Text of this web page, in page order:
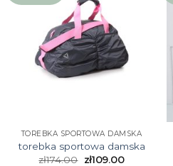
TOREBKA SPORTOWA DAMSKA
torebka sportowa damska
zł174.00 zł109.00